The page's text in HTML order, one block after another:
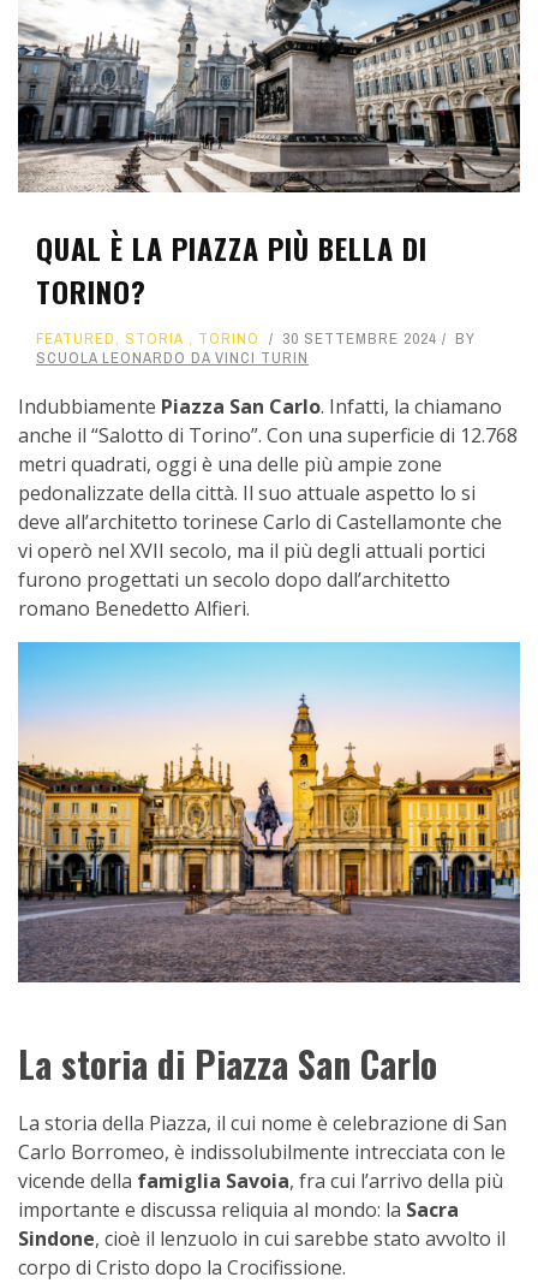
QUAL È LA PIAZZA PIÙ BELLA DI
TORINO?
FEATURED, STORIA , TORINO 30 SETTEMBRE 2024
BY
SCUOLA LEONARDO DA VINCI TURIN
Indubbiamente Piazza San Carlo. Infatti, la chiamano
anche il “Salotto di Torino”. Con una superficie di 12.768
metri quadrati, oggi è una delle più ampie zone
pedonalizzate della città. Il suo attuale aspetto lo si
deve all’architetto torinese Carlo di Castellamonte che
vi operò nel XVII secolo, ma il più degli attuali portici
furono progettati un secolo dopo dall’architetto
romano Benedetto Alfieri.
La storia di Piazza San Carlo
La storia della Piazza, il cui nome è celebrazione di San
Carlo Borromeo, è indissolubilmente intrecciata con le
vicende della famiglia Savoia, fra cui l’arrivo della più
importante e discussa reliquia al mondo: la Sacra
Sindone, cioè il lenzuolo in cui sarebbe stato avvolto il
corpo di Cristo dopo la Crocifissione.